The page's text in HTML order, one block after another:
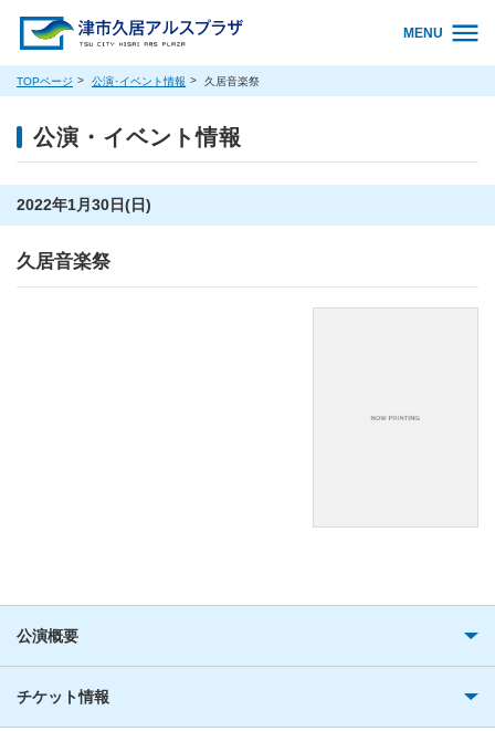
MENU
TOPページ 公演･イベント情報 久居音楽祭
公演・イベント情報
2022年1月30日(日)
久居音楽祭
公演概要
チケット情報